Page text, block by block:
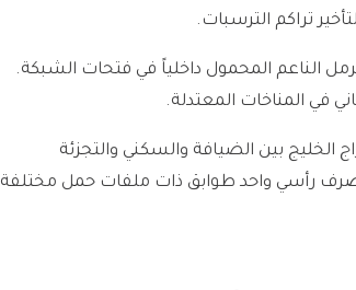
تراكم الترسبات.
الناعم المحمول داخلياً في فتحات الشبكة.
في المناخات المعتدلة.
الخليج بين الضيافة والسكني والتجزئة
رأسي واحد طوابق ذات ملفات حمل مختلفة